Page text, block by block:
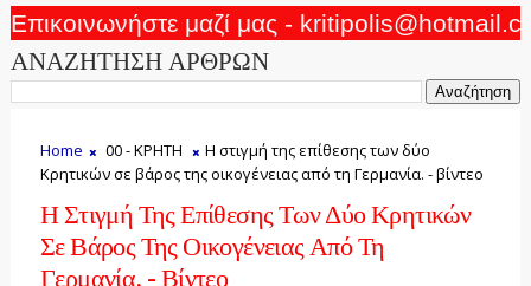
Επικοινωνήστε μαζί μας -
ΑΝΑΖΗΤΗΣΗ ΑΡΘΡΩΝ
Home 00 - ΚΡΗΤΗ
Η στιγμή της επίθεσης των δύο
Κρητικών σε βάρος της οικογένειας από τη Γερμανία. - βίντεο
Η Στιγμή Της Επίθεσης Των Δύο Κρητικών
Σε Βάρος Της Οικογένειας Από Τη
Γερμανία. - Βίντεο